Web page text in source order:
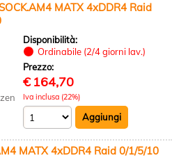
MATX 4xDDR4 Raid
Disponibilità:
Ordinabile (2/4 giorni lav.)
Prezzo:
€ 164,70
Iva inclusa (22%)
MATX 4xDDR4 Raid 0/1/5/10